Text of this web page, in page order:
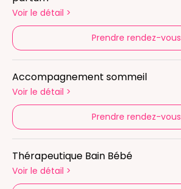
Voir le détail >
Prendre rendez-vous
Accompagnement sommeil
Voir le détail >
Prendre rendez-vous
Thérapeutique Bain Bébé
Voir le détail >